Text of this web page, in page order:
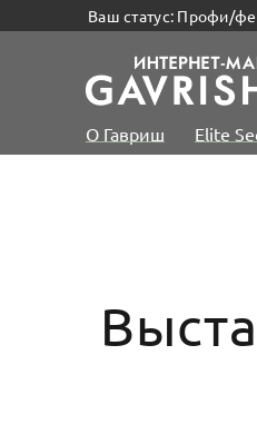
Ваш статус: Профи/
О Гавриш Elite